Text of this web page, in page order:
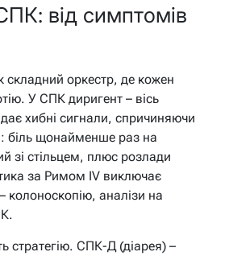
від симптомів
складний оркестр, де кожен
У СПК диригент – вісь
хибні сигнали, спричиняючи
біль щонайменше раз на
зі стільцем, плюс розлади
за Римом IV виключає
колоноскопію, аналізи на
стратегію. СПК-Д (діарея) –